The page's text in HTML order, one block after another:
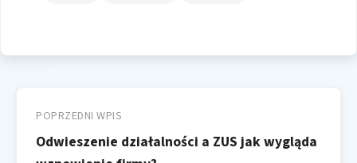
wpisu
POPRZEDNI WPIS
Odwieszenie działalności a ZUS jak wygląda